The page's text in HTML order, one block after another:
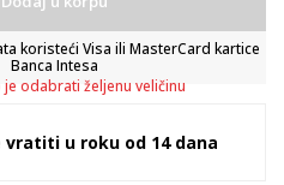
koristeći Visa ili MasterCard kartice
Banca Intesa
odabrati željenu veličinu
vratiti u roku od 14 dana